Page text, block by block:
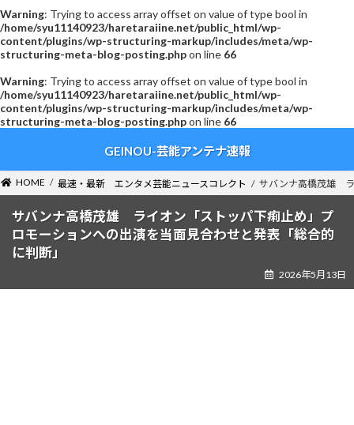
Warning: Trying to access array offset on value of type bool in
/home/syu11140923/haretaraiine.net/public_html/wp-
content/plugins/wp-structuring-markup/includes/meta/wp-
structuring-meta-blog-posting.phpon line 66
Warning: Trying to access array offset on value of type bool in
/home/syu11140923/haretaraiine.net/public_html/wp-
content/plugins/wp-structuring-markup/includes/meta/wp-
structuring-meta-blog-posting.phpon line 66
ン
ツ
ー
シ
GEINOU-芸能アンテナ速報
HOME 最速・最新 エンタメ芸能ニュースコレクト サバンナ高橋茂雄 ラ
サバンナ高橋茂雄 ライオン「ストッパ下痢止め」プ
ロモーションへの出演を当面見合わせと発表「総合的
に判断」
2026年5月13日